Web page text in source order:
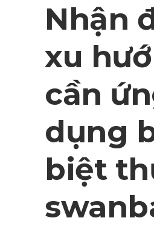
Nhận
xu
cần
dụng
biệt